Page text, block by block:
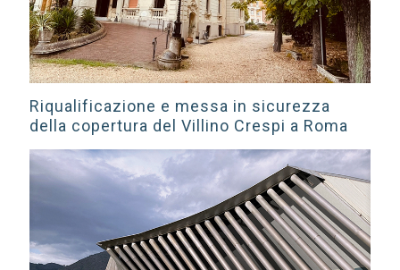
Riqualificazione e messa in sicurezza
della copertura del Villino Crespi a Roma